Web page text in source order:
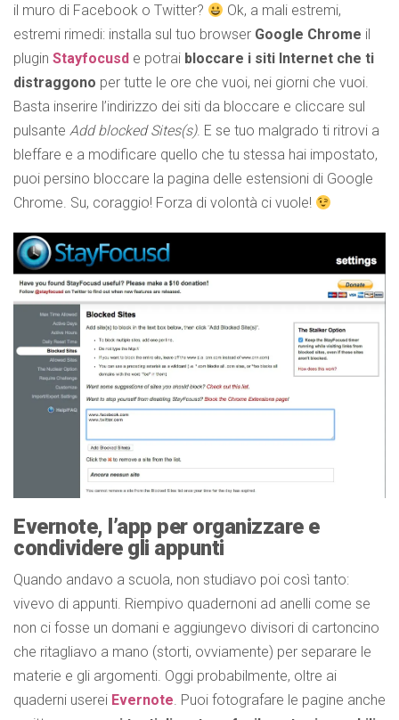
il muro di Facebook o Twitter?
Ok, a mali estremi,
estremi rimedi: installa sul tuo browser Google Chrome il
plugin Stayfocusd e potrai bloccare i siti Internet che ti
distraggono per tutte le ore che vuoi, nei giorni che vuoi.
Basta inserire l’indirizzo dei siti da bloccare e cliccare sul
pulsante Add blocked Sites(s). E se tuo malgrado ti ritrovi a
bleffare e a modificare quello che tu stessa hai impostato,
puoi persino bloccare la pagina delle estensioni di Google
Chrome. Su, coraggio! Forza di volontà ci vuole!
Evernote, l’app per organizzare e
condividere gli appunti
Quando andavo a scuola, non studiavo poi così tanto:
vivevo di appunti. Riempivo quadernoni ad anelli come se
non ci fosse un domani e aggiungevo divisori di cartoncino
che ritagliavo a mano (storti, ovviamente) per separare le
materie e gli argomenti. Oggi probabilmente, oltre ai
quaderni userei Evernote. Puoi fotografare le pagine anche